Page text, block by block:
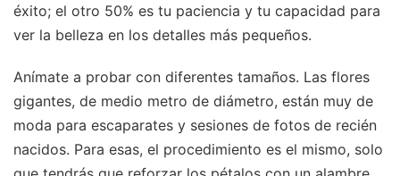
éxito; el otro 50% es tu paciencia y tu capacidad para
ver la belleza en los detalles más pequeños.
Anímate a probar con diferentes tamaños. Las flores
gigantes, de medio metro de diámetro, están muy de
moda para escaparates y sesiones de fotos de recién
nacidos. Para esas, el procedimiento es el mismo, solo